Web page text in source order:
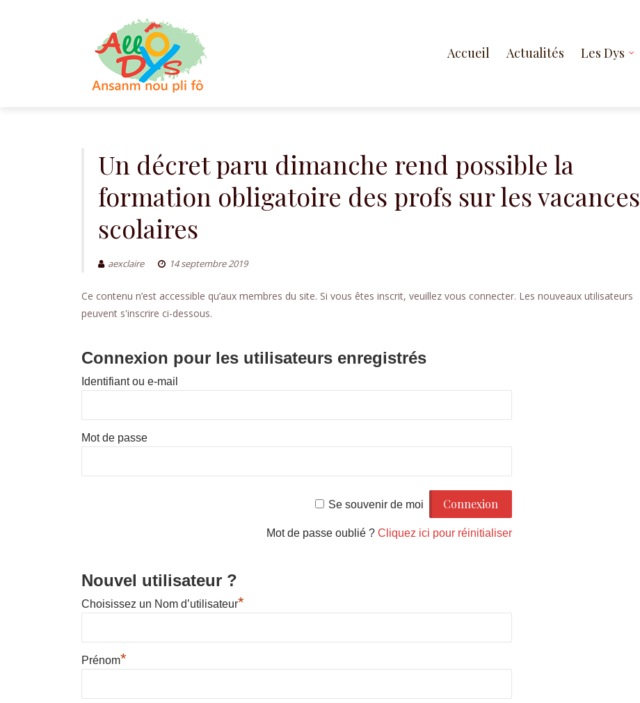
Accueil Actualités Les Dys
Un décret paru dimanche rend possible la
formation obligatoire des profs sur les vacances
scolaires
aexclaire 14 septembre 2019
Ce contenu n’est accessible qu’aux membres du site. Si vous êtes inscrit, veuillez vous connecter. Les nouveaux utilisateurs
peuvent s'inscrire ci-dessous.
Connexion pour les utilisateurs enregistrés
Identifiant ou e-mail
Mot de passe
Se souvenir de moi
Mot de passe oublié ? Cliquez ici pour réinitialiser
Nouvel utilisateur ?
Choisissez un Nom d’utilisateur*
Prénom*